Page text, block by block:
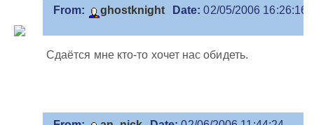
From: ghostknight Date: 02/05/2006 16:26:16
Сдаётся мне кто-то хочет нас обидеть.